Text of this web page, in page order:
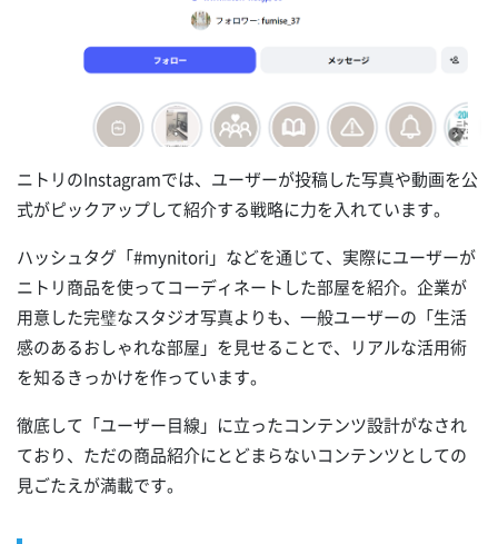
ニトリのInstagramでは、ユーザーが投稿した写真や動画を公
式がピックアップして紹介する戦略に力を入れています。
ハッシュタグ「#mynitori」などを通じて、実際にユーザーが
ニトリ商品を使ってコーディネートした部屋を紹介。企業が
用意した完璧なスタジオ写真よりも、一般ユーザーの「生活
感のあるおしゃれな部屋」を見せることで、リアルな活用術
を知るきっかけを作っています。
徹底して「ユーザー目線」に立ったコンテンツ設計がなされ
ており、ただの商品紹介にとどまらないコンテンツとしての
見ごたえが満載です。